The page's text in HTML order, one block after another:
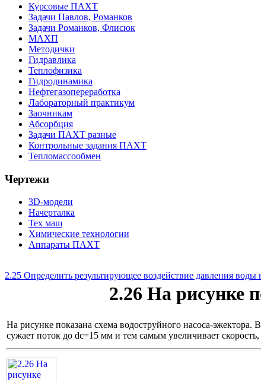
Курсовые ПАХТ
Задачи Павлов, Романков
Задачи Романков, Флисюк
МАХП
Методички
Гидравлика
Теплофизика
Гидродинамика
Нефтегазопереработка
Лабораторный практикум
Заочникам
Абсорбция
Задачи ПАХТ разные
Контрольные задания ПАХТ
Тепломассообмен
Чертежи
3D-модели
Начерталка
Тех маш
Химические технологии
Аппараты ПАХТ
2.25 Определить результирующее воздействие давления воды
2.26 На рисунке
На рисунке показана схема водоструйного насоса-
сужает поток до dс=15 мм и тем самым увеличивает